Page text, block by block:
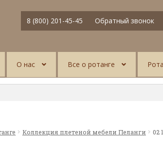
8 (800) 201-45-45 Обратный звонок
О нас Все о ротанге
Коллекция плетеной мебели Пеланги 02